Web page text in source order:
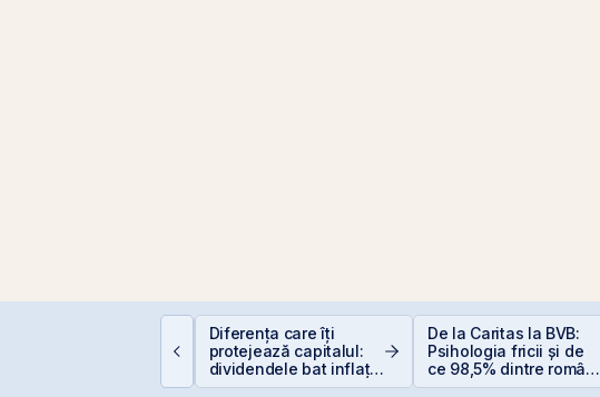
Diferența care îți
protejează capitalul:
dividendele bat inflația
(+5% vs. −6%)
De la Caritas la BVB:
Psihologia fricii și de
ce 98,5% dintre români
evită investițiile la